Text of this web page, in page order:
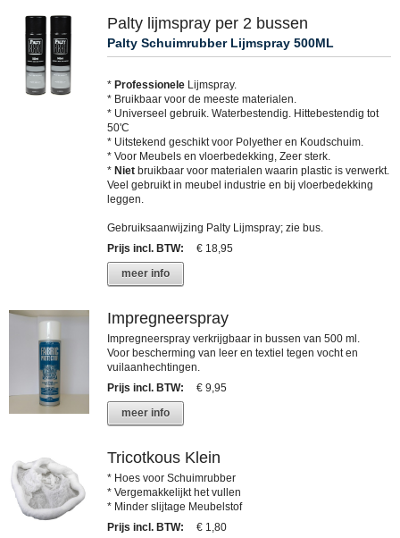
Palty lijmspray per 2 bussen
Palty Schuimrubber Lijmspray 500ML
* Professionele Lijmspray.
* Bruikbaar voor de meeste materialen.
* Universeel gebruik. Waterbestendig. Hittebestendig tot
50'C
* Uitstekend geschikt voor Polyether en Koudschuim.
* Voor Meubels en vloerbedekking, Zeer sterk.
* Niet bruikbaar voor materialen waarin plastic is verwerkt.
Veel gebruikt in meubel industrie en bij vloerbedekking
leggen.
Gebruiksaanwijzing Palty Lijmspray; zie bus.
Prijs incl. BTW:
€ 18,95
meer info
Impregneerspray
Impregneerspray verkrijgbaar in bussen van 500 ml.
Voor bescherming van leer en textiel tegen vocht en
vuilaanhechtingen.
Prijs incl. BTW:
€ 9,95
meer info
Tricotkous Klein
* Hoes voor Schuimrubber
* Vergemakkelijkt het vullen
* Minder slijtage Meubelstof
Prijs incl. BTW: € 1,80